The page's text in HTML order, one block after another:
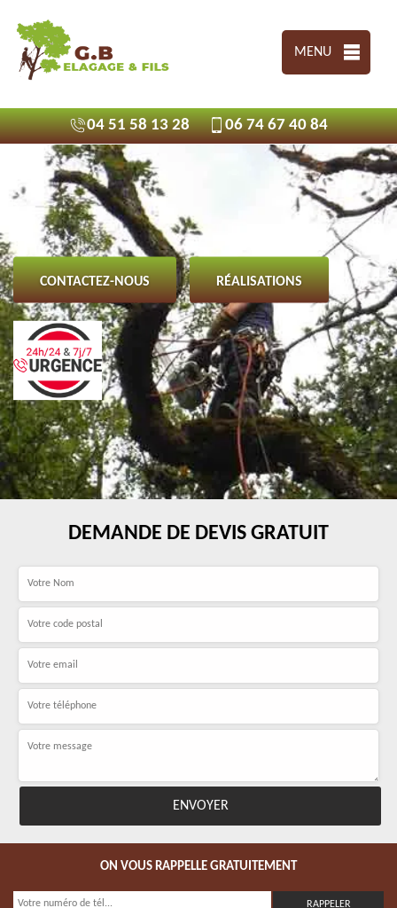
MENU
04 51 58 13 28 06 74 67 40 84
CONTACTEZ-NOUS RÉALISATIONS
DEMANDE DE DEVIS GRATUIT
ON VOUS RAPPELLE GRATUITEMENT